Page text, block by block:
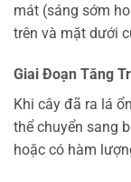
mát (sáng sớm
trên và mặt dưới
Giai Đoạn Tăng
Khi cây đã ra lá
thể chuyển sang
hoặc có hàm